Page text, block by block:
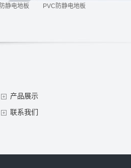
静电地板 PVC防静电地板
产品展示
联系我们